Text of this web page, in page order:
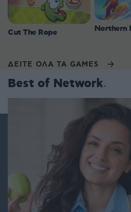
Cut The Rope Northern
ΔΕΙΤΕ ΟΛΑ ΤΑ GAMES
Best of Network